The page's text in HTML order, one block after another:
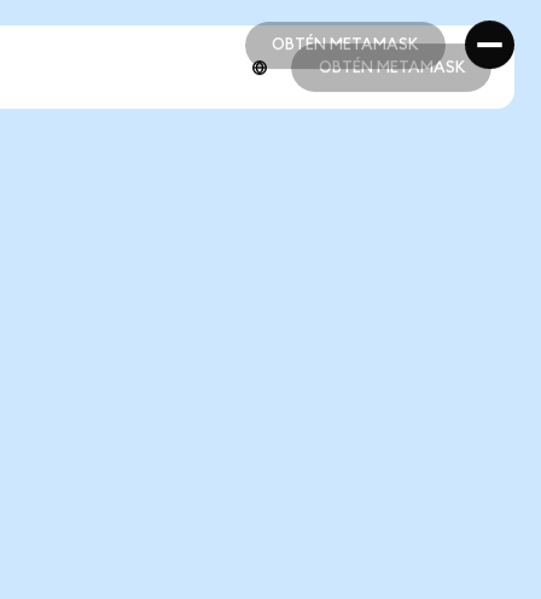
OBTÉN METAMASK
OBTÉN METAMASK
OBTÉN METAMASK